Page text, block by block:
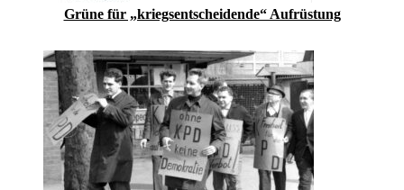
Grüne für „kriegsentscheidende“ Aufrüstung